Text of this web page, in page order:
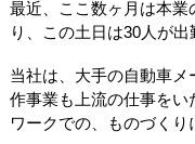
最近、ここ数ヶ月は本
り、この土日は30人が出
当社は、大手の自動車
作事業も上流の仕事をい
ワークでの、ものづくり